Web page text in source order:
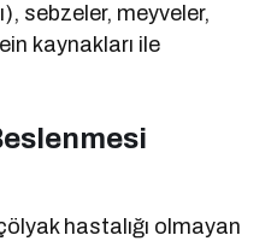
sebzeler, meyveler,
kaynakları ile
hastalığı olmayan